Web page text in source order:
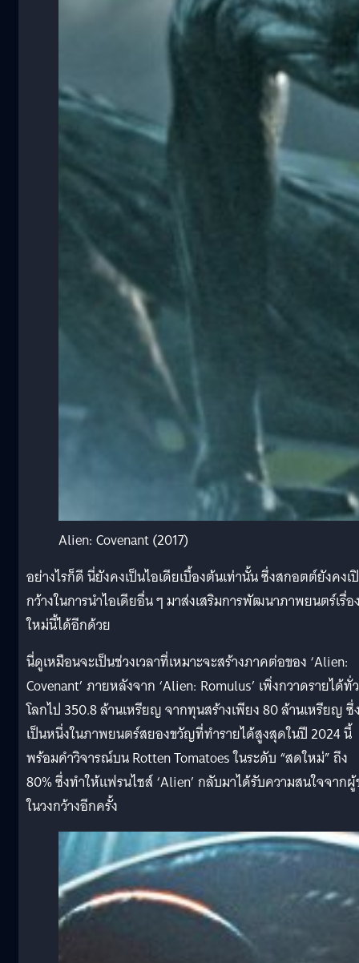
Alien: Covenant (2017)
อย่างไรก็ดี นี่ยังคงเป็นไอเดียเบื้องต้นเท่านั้น ซึ่งสกอตต์ยังคงเ
กว้างในการนำไอเดียอื่น ๆ มาส่งเสริมการพัฒนาภาพยนตร์เรื่อ
ใหม่นี้ได้อีกด้วย
นี่ดูเหมือนจะเป็นช่วงเวลาที่เหมาะจะสร้างภาคต่อของ ‘Alien:
Covenant’ ภายหลังจาก ‘Alien: Romulus’ เพิ่งกวาดรายได้ทั่ว
โลกไป 350.8 ล้านเหรียญ จากทุนสร้างเพียง 80 ล้านเหรียญ ซึ่
เป็นหนึ่งในภาพยนตร์สยองขวัญที่ทำรายได้สูงสุดในปี 2024 นี้
พร้อมคำวิจารณ์บน Rotten Tomatoes ในระดับ “สดใหม่” ถึง
80% ซึ่งทำให้แฟรนไชส์ ‘Alien’ กลับมาได้รับความสนใจจาก
ในวงกว้างอีกครั้ง